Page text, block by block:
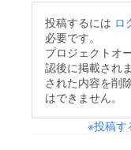
投稿するには ロ
必要です。
プロジェクトオ
認後に掲載され
された内容を削
はできません。
※投稿す